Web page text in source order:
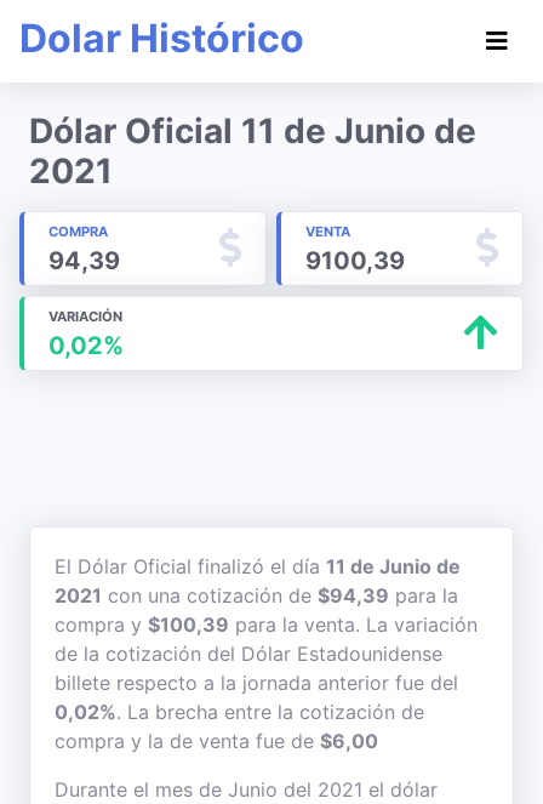
Dolar Histórico
Dólar Oficial 11 de Junio de
2021
COMPRA
94,39
VENTA
9100,39
VARIACIÓN
0,02%
El Dólar Oficial finalizó el día 11 de Junio de
2021 con una cotización de $94,39 para la
compra y $100,39 para la venta. La variación
de la cotización del Dólar Estadounidense
billete respecto a la jornada anterior fue del
0,02%. La brecha entre la cotización de
compra y la de venta fue de $6,00
Durante el mes de Junio del 2021 el dólar